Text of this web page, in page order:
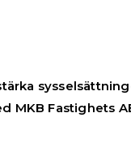
MKB Fastighets